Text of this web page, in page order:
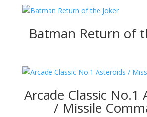
Batman Return of
Arcade Classic No.1
/ Missile